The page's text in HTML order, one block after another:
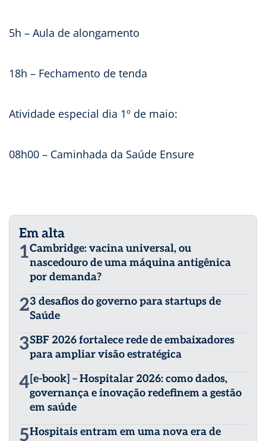
5h – Aula de alongamento
18h – Fechamento de tenda
Atividade especial dia 1º de maio:
08h00 – Caminhada da Saúde Ensure
Em alta
1Cambridge: vacina universal, ou
nascedouro de uma máquina antigênica
por demanda?
23 desafios do governo para startups de
Saúde
3SBF 2026 fortalece rede de embaixadores
para ampliar visão estratégica
4[e-book] – Hospitalar 2026: como dados,
governança e inovação redefinem a gestão
em saúde
5Hospitais entram em uma nova era de